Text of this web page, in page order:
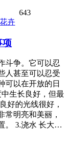
643
花卉
项
斗争。它可以忍
人甚至可以忍受
可以在开放的日
生长良好，但最
好的光线很好，
常明亮和美丽，
。 3.浇水 长大…